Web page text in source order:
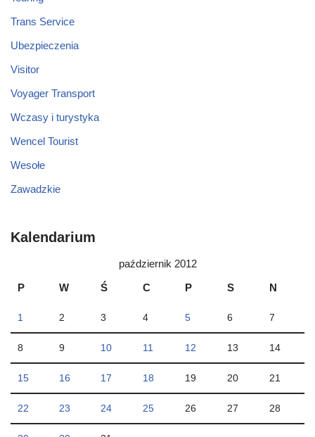
Trans Service
Ubezpieczenia
Visitor
Voyager Transport
Wczasy i turystyka
Wencel Tourist
Wesołe
Zawadzkie
Kalendarium
październik 2012
P
W Ś C P S N
1 2 3 4 5 6 7
8 9 10 11 12 13 14
15 16 17 18 19 20 21
22 23 24 25 26 27 28